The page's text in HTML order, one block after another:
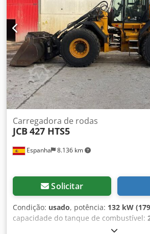
Espanha 8.136 km
Carregadora de rodas
JCB 427 HTS5
Solicitar
Condição: usado, potência: 132 kW
capacidade do tanque de combustível:
2.800 mm, Ano de